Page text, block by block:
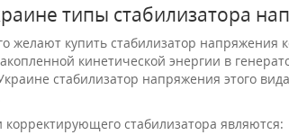
типы стабилизатора
желают купить стабилизатор напряжения
кинетической энергии в
стабилизатор напряжения этого
стабилизатора являются: